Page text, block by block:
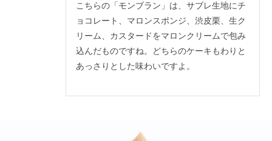
こちらの「モンブラン」は、サブレ生地にチ
ョコレート、マロンスポンジ、渋皮栗、生ク
リーム、カスタードをマロンクリームで包み
込んだものですね。どちらのケーキもわりと
あっさりとした味わいですよ。